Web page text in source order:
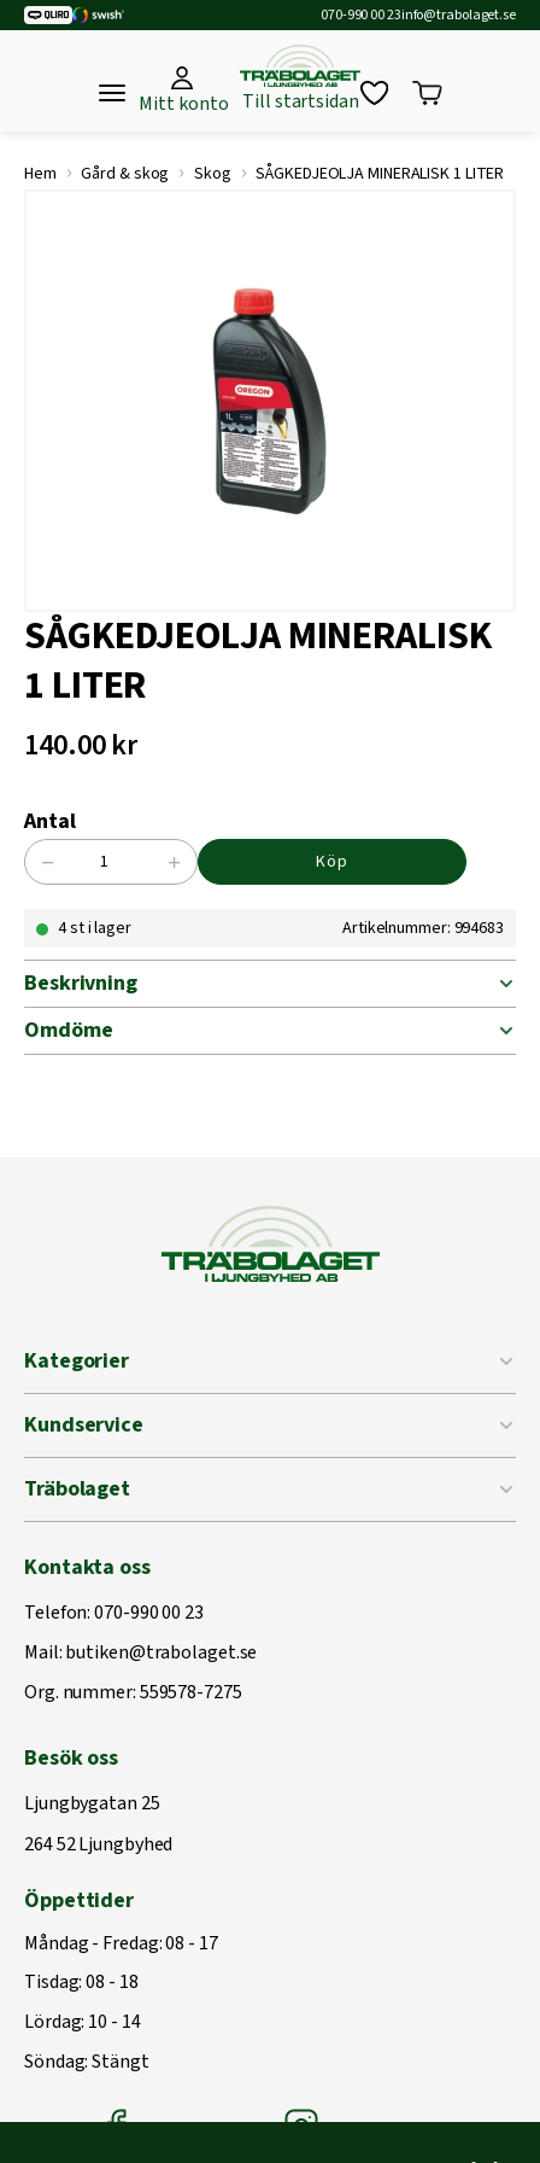
070-990 00 23info@trabolaget.se
Mitt konto Till startsidan
Hem › Gård & skog › Skog › SÅGKEDJEOLJA MINERALISK 1 LITER
SÅGKEDJEOLJA MINERALISK
1 LITER
140.00kr
Antal
SÅGKEDJEOLJA
mängd
− + Köp
4 st i lager Artikelnummer: 994683
Beskrivning
Omdöme
Kategorier
Kundservice
Träbolaget
Kontakta oss
Telefon:070-990 00 23
Mail:butiken@trabolaget.se
Org. nummer: 559578-7275
Besök oss
Ljungbygatan 25
264 52 Ljungbyhed
Öppettider
Måndag - Fredag: 08 - 17
Tisdag: 08 - 18
Lördag: 10 - 14
Söndag: Stängt